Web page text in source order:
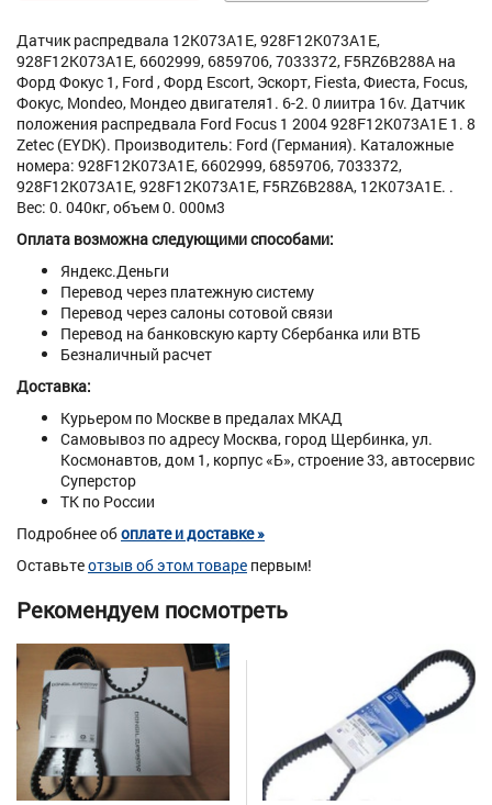
Датчик распредвала 12K073A1E, 928F12K073A1E,
928F12K073A1E, 6602999, 6859706, 7033372, F5RZ6B288A на
Форд Фокус 1, Ford , Форд Escort, Эскорт, Fiesta, Фиеста, Focus,
Фокус, Mondeo, Мондео двигателя1. 6-2. 0 лиитра 16v. Датчик
положения распредвала Ford Focus 1 2004 928F12K073A1E 1. 8
Zetec (EYDK). Производитель: Ford (Германия). Каталожные
номера: 928F12K073A1E, 6602999, 6859706, 7033372,
928F12K073A1E, 928F12K073A1E, F5RZ6B288A, 12K073A1E. .
Вес: 0. 040кг, объем 0. 000м3
Оплата возможна следующими способами:
Яндекс.Деньги
Перевод через платежную систему
Перевод через салоны сотовой связи
Перевод на банковскую карту Сбербанка или ВТБ
Безналичный расчет
Доставка:
Курьером по Москве в предалах МКАД
Самовывоз по адресу Москва, город Щербинка, ул.
Космонавтов, дом 1, корпус «Б», строение 33, автосервис
Суперстор
ТК по России
Подробнее обоплате и доставке »
Оставьтеотзыв об этом товаре первым!
Рекомендуем посмотреть